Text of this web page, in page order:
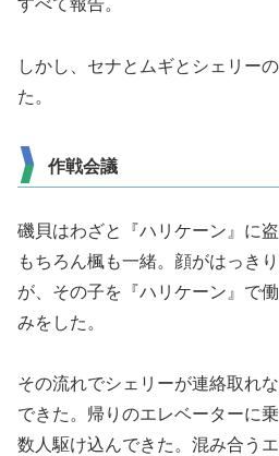
すべて報告。
しかし、セナとムギとシェリー
た。
作戦会議
磯貝はわざと『ハリケーン』に
もちろん楓も一緒。顔がはっき
が、その子を『ハリケーン』で
みをした。
その流れでシェリーが連絡取れ
できた。帰りのエレベーターに
数人駆け込んできた。混み合う